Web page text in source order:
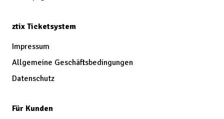
ztix Ticketsystem
Impressum
Allgemeine Geschäftsbedingungen
Datenschutz
Für Kunden